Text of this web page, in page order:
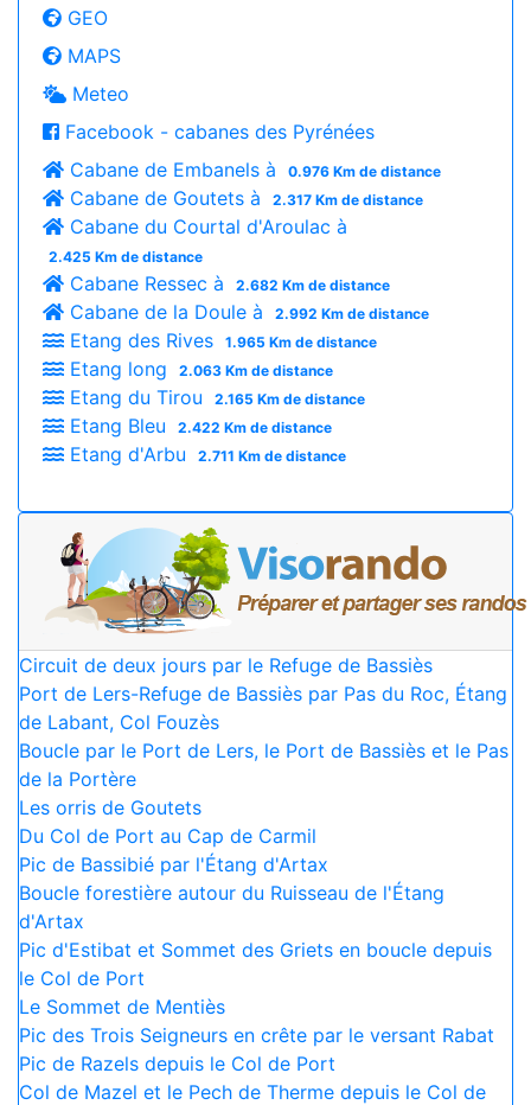
GEO
MAPS
Meteo
Facebook - cabanes des Pyrénées
Cabane de Embanels à
0.976 Km de distance
Cabane de Goutets à 2.317 Km de distance
Cabane du Courtal d'Aroulac à
2.425 Km de distance
Cabane Ressec à 2.682 Km de distance
Cabane de la Doule à 2.992 Km de distance
Etang des Rives 1.965 Km de distance
Etang long 2.063 Km de distance
Etang du Tirou 2.165 Km de distance
Etang Bleu 2.422 Km de distance
Etang d'Arbu 2.711 Km de distance
Circuit de deux jours par le Refuge de Bassiès
Port de Lers-Refuge de Bassiès par Pas du Roc, Étang
de Labant, Col Fouzès
Boucle par le Port de Lers, le Port de Bassiès et le Pas
de la Portère
Les orris de Goutets
Du Col de Port au Cap de Carmil
Pic de Bassibié par l'Étang d'Artax
Boucle forestière autour du Ruisseau de l'Étang
d'Artax
Pic d'Estibat et Sommet des Griets en boucle depuis
le Col de Port
Le Sommet de Mentiès
Pic des Trois Seigneurs en crête par le versant Rabat
Pic de Razels depuis le Col de Port
Col de Mazel et le Pech de Therme depuis le Col de